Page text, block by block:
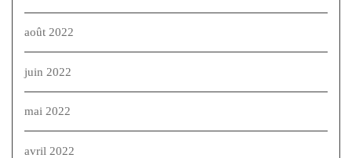
août 2022
juin 2022
mai 2022
avril 2022